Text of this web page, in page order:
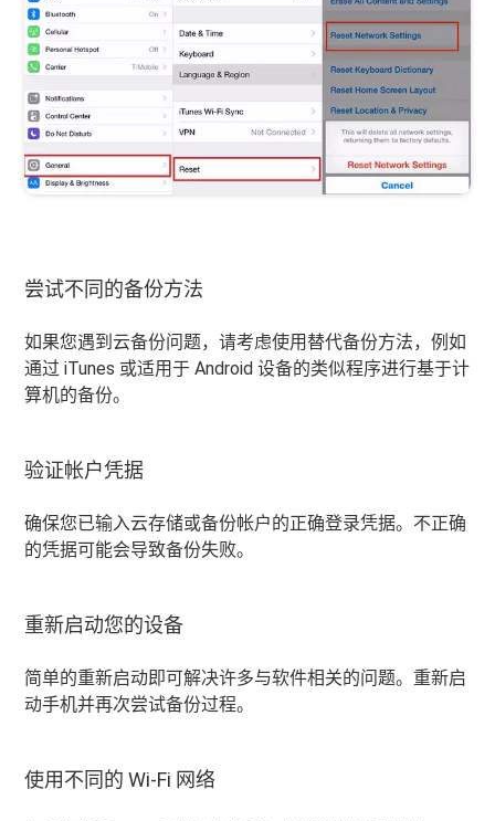
尝试不同的备份方法
如果您遇到云备份问题，请考虑使用替代备份方法，例如
通过 iTunes 或适用于 Android 设备的类似程序进行基于计
算机的备份。
验证帐户凭据
确保您已输入云存储或备份帐户的正确登录凭据。不正确
的凭据可能会导致备份失败。
重新启动您的设备
简单的重新启动即可解决许多与软件相关的问题。重新启
动手机并再次尝试备份过程。
使用不同的 Wi-Fi 网络